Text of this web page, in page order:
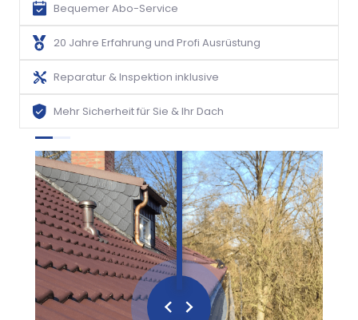
Bequemer Abo-Service
20 Jahre Erfahrung und Profi Ausrüstung
Reparatur & Inspektion inklusive
Mehr Sicherheit für Sie & Ihr Dach